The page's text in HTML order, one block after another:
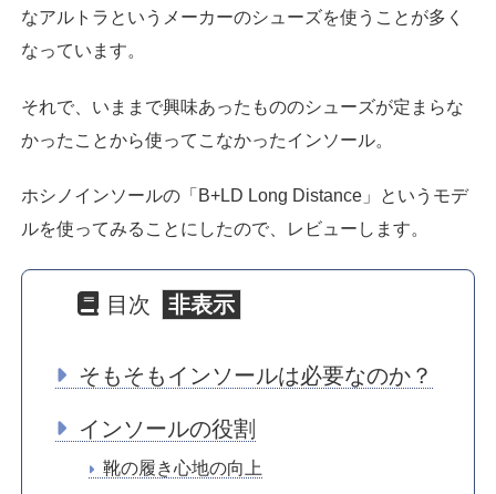
なアルトラというメーカーのシューズを使うことが多く
なっています。
それで、いままで興味あったもののシューズが定まらな
かったことから使ってこなかったインソール。
ホシノインソールの「B+LD Long Distance」というモデ
ルを使ってみることにしたので、レビューします。
目次
そもそもインソールは必要なのか？
インソールの役割
靴の履き心地の向上